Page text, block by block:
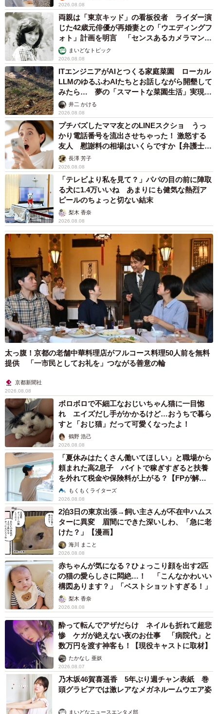
2026.08.08
両親は「東京キッド」の看板役者 ライダー演
じた42歳元俳優が再婚妻との「ウエディングフ
ォト」計画を明言 「センスあるカメラマン求
む」まいどなトピック
2026.08.08
ITエンジニアがAIとつくる家庭菜園 ローカル
LLMのゆるふわAIたちとお話しながら開墾して
みたら… 夢の「スマートな菜園生活」実現な
るか井二 かける
2026.08.08
プチバズしたママ友とのLINEスクショ うっ
かり電話番号を流出させちゃった！ 激怒する
友人 慰謝料の相場はいくらですか【弁護士が
解説】長澤 芳子
2026.08.08
「テレビより私を見て？」パパの目の前に陣取
る犬に1.4万いいね あまりにも健気な熱烈ア
ピールのちょっと切ない結末
梨木 香奈
2026.08.08
太っ腹！京都の老舗中華料理店がフルコース料理50人前を無料
提供 「一市民としてお礼を」つながる善意の輪
京都新聞社
2026.08.08
ボロボロで不細工なおじいちゃん猫に一目惚
れ エイズだし手がかかるけど…おうちで暮ら
すと「おじ猫」だって可愛くなったよ！
鶴野 浩己
2026.08.08
「夏休みはたくさん働いてほしい」と職場から
頼まれた高2息子 バイトで稼ぎすぎると扶養
を外れて税金や保険料が上がる？【FPが解
説】もくもくライターズ
2026.08.08
2泊3日の東京出張→飼い主さんが不在中ハムス
ターに異変 眉間にできた深いしわ、「急に老
けた？」【漫画】
海川 まこと
2026.08.08
赤ちゃんが気になる？ひょっこり顔を出す2匹
の猫の愛らしさに悶絶…！ 「こんなかわいい
構図あります？」「ベストショットすぎる！」
梨木 香奈
2026.08.08
酔って転んでアザだらけ ネイルも折れて超悲
惨 ケガが絶えない夜のお仕事 「病院代」と
数万円を渡す神客も！【現役キャストに取材】
たかなし 亜妖
2026.08.07
乃木坂46賀喜遥香 5年ぶり週チャン表紙 巻
頭グラビアでは激レアなメガネルームウエア姿
まいどなニュースエンタメ部